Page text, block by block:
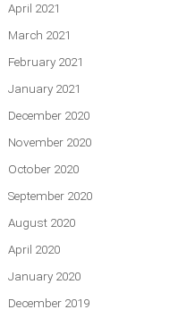
April 2021
March 2021
February 2021
January 2021
December 2020
November 2020
October 2020
September 2020
August 2020
April 2020
January 2020
December 2019